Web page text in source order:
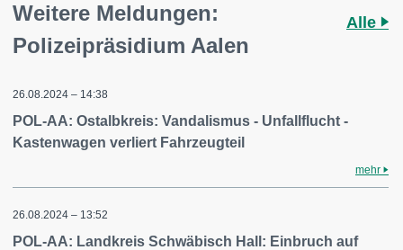
Weitere Meldungen:
Polizeipräsidium Aalen
Alle
26.08.2024 – 14:38
POL-AA: Ostalbkreis: Vandalismus - Unfallflucht -
Kastenwagen verliert Fahrzeugteil
mehr
26.08.2024 – 13:52
POL-AA: Landkreis Schwäbisch Hall: Einbruch auf